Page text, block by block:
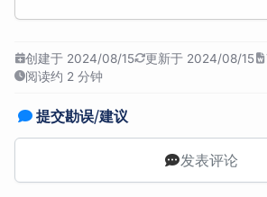
创建于 2024/08/15 更新于 2024/08/15
阅读约 2 分钟
提交勘误/建议
发表评论